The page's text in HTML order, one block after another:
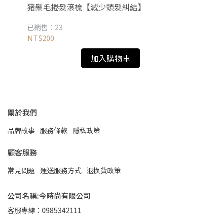
猪鬃毛捲髮滾梳【減少頭髮糾結】
已銷售：23
NT$200
加入購物車
關於我們
品牌故事 服務條款 隱私政策
顧客服務
常見問題 運送服務方式 退換貨政策
公司名稱:今時尚有限公司
客服專線：0985342111